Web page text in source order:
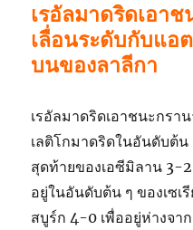
เรอัลมาดริดเอา
เลื่อนระดับกับแอ
บนของลาลีกา
เรอัลมาดริดเอาชนะกรา
เลติโกมาดริดในอันดับต้
สุดท้ายของเอซีมิลาน 3-
อยู่ในอันดับต้น ๆ ของเซเ
สบูร์ก 4-0 เพื่ออยู่ห่างจา